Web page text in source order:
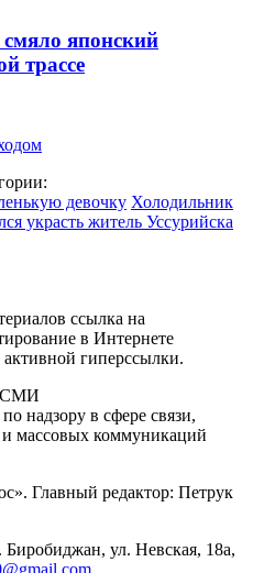
японский
трассе
девочку Холодильник
украсть житель Уссурийска
ссылка на
в Интернете
гиперссылки.
СМИ
надзору в сфере связи,
массовых коммуникаций
Главный редактор: Петрук
ул. Невская, 18а,